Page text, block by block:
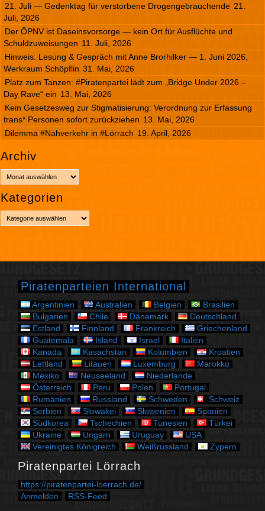
21. Juli — Gedenktag für verstorbene Drogengebrauchende 21.
Juli, 2026
Der ÖPNV ist Daseinsvorsorge — kein Ort für Ausflüchte und
Schuldzuweisungen 11. Juli, 2026
Hinweis: Lesung & Gespräch mit Anne Brorhilker — 1. Juni 2026,
Werkraum Schöpflin 31. Mai, 2026
Platz zum Tanzen: #Piratenpartei lädt zum „Bridge Under 2026 –
Day Rave“ ein 13. Mai, 2026
Kein Gesetzesweg zur Stigmatisierung: Verordnung zur Erfassung
trans* Personen sofort zurückziehen 13. Mai, 2026
Dilemma #Nahverkehr in #Lörrach 19. April, 2026
Archiv
r
c
Kategorien
a
g
Piratenparteien International
Argentinien Australien Belgien
Brasilien
Bulgarien
Chile Dänemark
Deutschland
Estland
Finnland Frankreich
Griechenland
Guatemala
Island Israel
Italien
Kanada
Kasachstan Kolumbien
Kroatien
Lettland
Litauen Luxemburg
Marokko
Mexiko
Neuseeland
Niederlande
Österreich
Peru Polen
Portugal
Rumänien
Russland Schweden
Schweiz
Serbien
Slowakei Slowenien
Spanien
Südkorea
Tschechien Tunesien
Türkei
Ukraine
Ungarn Uruguay
USA
Vereinigtes Königreich
Weißrussland Zypern
Piratenpartei Lörrach
https://piratenpartei-loerrach.de/
Anmelden RSS-Feed